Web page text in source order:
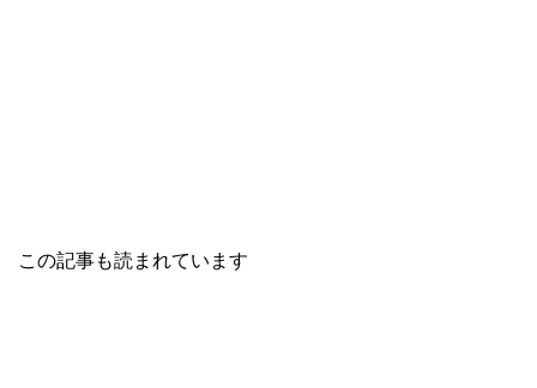
この記事も読まれています